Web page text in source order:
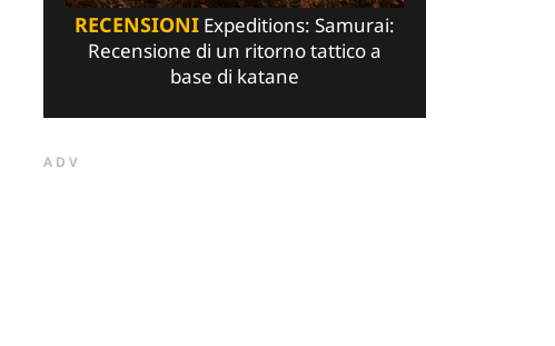
RECENSIONI Expeditions: Samurai:
Recensione di un ritorno tattico a
base di katane
ADV